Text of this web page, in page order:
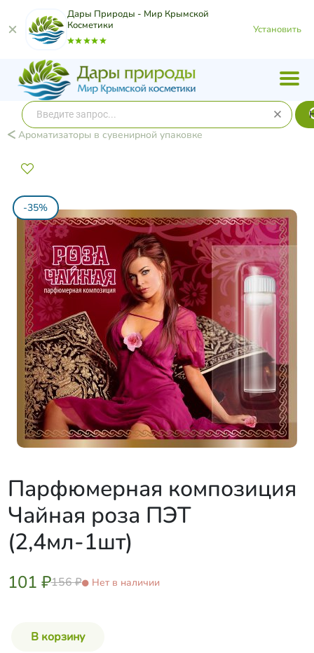
Дары Природы - Мир Крымской
Косметики
Установить
Ароматизаторы в сувенирной упаковке
-35%
Парфюмерная композиция
Чайная роза ПЭТ
(2,4мл-1шт)
101 ₽156 ₽ Нет в наличии